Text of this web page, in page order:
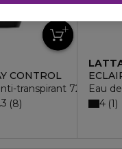
CONTROL
transpirant 72h haute
8
Eau
4 1